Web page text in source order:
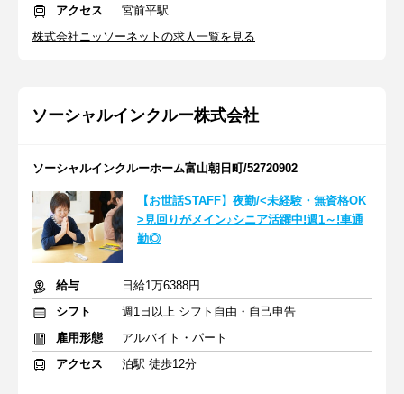
アクセス
宮前平駅
株式会社ニッソーネットの求人一覧を見る
ソーシャルインクルー株式会社
ソーシャルインクルーホーム富山朝日町/52720902
【お世話STAFF】夜勤/<未経験・無資格OK
>見回りがメイン♪シニア活躍中!週1～!車通
勤◎
給与
日給1万6388円
シフト
週1日以上 シフト自由・自己申告
雇用形態
アルバイト・パート
アクセス
泊駅 徒歩12分